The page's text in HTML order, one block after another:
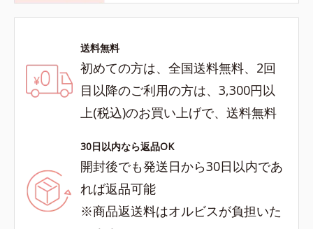
送料無料
初めての方は、全国送料無料、2回
目以降のご利用の方は、3,300円以
上(税込)のお買い上げで、送料無料
30日以内なら返品OK
開封後でも発送日から30日以内であ
れば返品可能
※商品返送料はオルビスが負担いた